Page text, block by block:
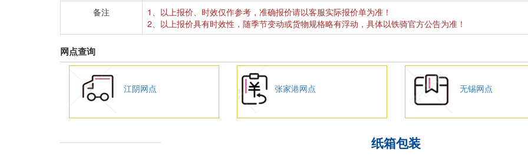
备注
1、以上报价、时效仅作参考，准确报价请以客服实际报价单为准！
2、以上报价具有时效性，随季节变动或货物规格略有浮动，具体以铁骑官方公告为准！
网点查询
江阴网点 张家港网点 无锡网点
纸箱包装